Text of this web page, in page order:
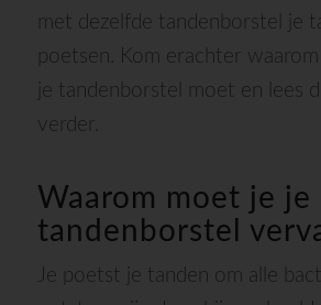
met dezelfde tandenborstel je
poetsen. Kom erachter
je tandenborstel moet en lees
verder.
Waarom moet je je
tandenborstel
Je poetst je tanden om alle